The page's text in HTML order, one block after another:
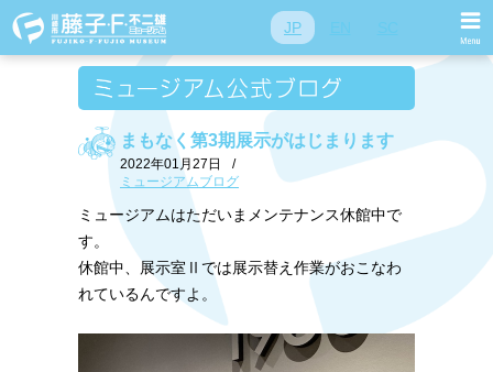
JP
まもなく第3期展示がはじまります
2022年01月27日
/
ミュージアムブログ
ミュージアムはただいまメンテナンス休館中で
す。
休館中、展示室Ⅱでは展示替え作業がおこなわ
れているんですよ。